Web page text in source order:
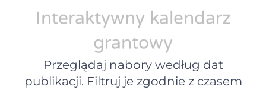
Interaktywny kalendarz
grantowy
Przeglądaj nabory według dat
publikacji. Filtruj je zgodnie z czasem